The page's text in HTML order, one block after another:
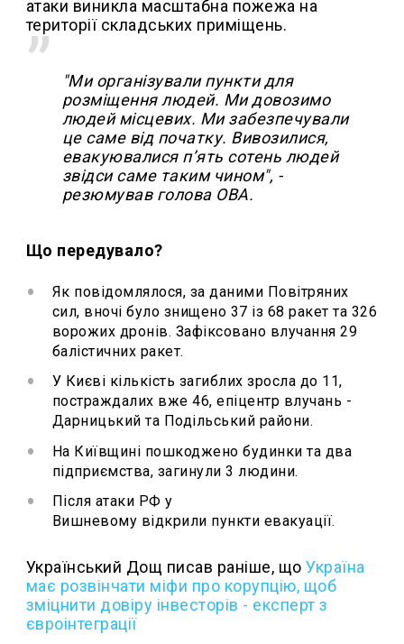
атаки виникла масштабна пожежа на
території складських приміщень.
"Ми організували пункти для
розміщення людей. Ми довозимо
людей місцевих. Ми забезпечували
це саме від початку. Вивозилися,
евакуювалися п’ять сотень людей
звідси саме таким чином", -
резюмував голова ОВА.
Що передувало?
Як повідомлялося, за даними Повітряних
сил, вночі було знищено 37 із 68 ракет та 326
ворожих дронів. Зафіксовано влучання 29
балістичних ракет.
У Києві кількість загиблих зросла до 11,
постраждалих вже 46, епіцентр влучань -
Дарницький та Подільський райони.
На Київщині пошкоджено будинки та два
підприємства, загинули 3 людини.
Після атаки РФ у
Вишневому відкрили пункти евакуації.
Український Дощ писав раніше, щоУкраїна
має розвінчати міфи про корупцію, щоб
зміцнити довіру інвесторів - експерт з
євроінтеграції